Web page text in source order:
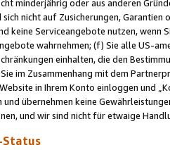
minderjährig oder aus anderen
nicht auf Zusicherungen, Garantien
keine Serviceangebote nutzen, wenn
wahrnehmen; (f) Sie alle US-
einhalten, die den
im Zusammenhang mit dem
in Ihrem Konto einloggen und
und übernehmen keine
und wir sind nicht für etwaige
Status